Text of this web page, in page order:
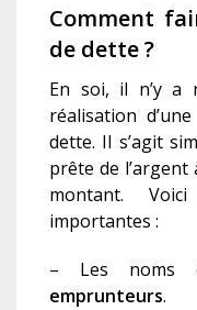
Comment
de dette ?
En soi, il n’y a
réalisation
dette. Il s’agit
prête de
montant.
importantes :
– Les noms
emprunteurs.